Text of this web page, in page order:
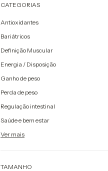
CATEGORIAS
Antioxidantes
Bariátricos
Definição Muscular
Energia / Disposição
Ganho de peso
Perda de peso
Regulação intestinal
Saúde e bem estar
Ver mais
TAMANHO